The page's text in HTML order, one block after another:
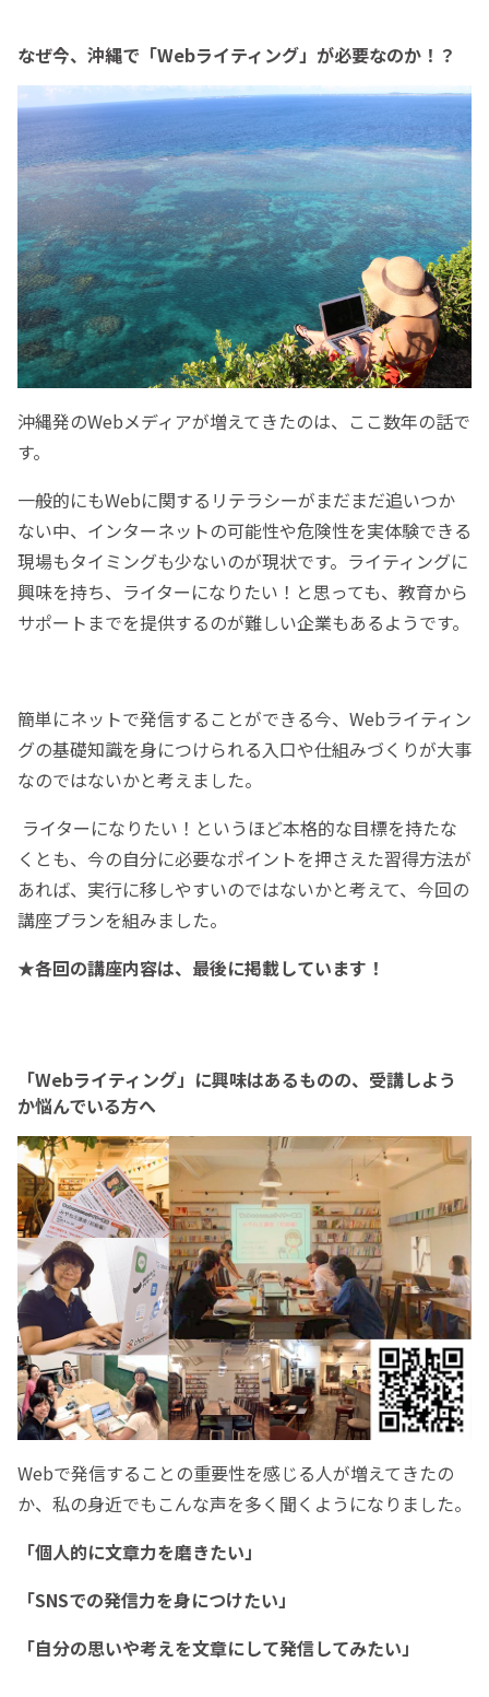
なぜ今、沖縄で「Webライティング」が必要なのか！？
沖縄発のWebメディアが増えてきたのは、ここ数年の話で
す。
一般的にもWebに関するリテラシーがまだまだ追いつか
ない中、インターネットの可能性や危険性を実体験できる
現場もタイミングも少ないのが現状です。ライティングに
興味を持ち、ライターになりたい！と思っても、教育から
サポートまでを提供するのが難しい企業もあるようです。
簡単にネットで発信することができる今、Webライティン
グの基礎知識を身につけられる入口や仕組みづくりが大事
なのではないかと考えました。
ライターになりたい！というほど本格的な目標を持たな
くとも、今の自分に必要なポイントを押さえた習得方法が
あれば、実行に移しやすいのではないかと考えて、今回の
講座プランを組みました。
★各回の講座内容は、最後に掲載しています！
「Webライティング」に興味はあるものの、受講しよう
か悩んでいる方へ
Webで発信することの重要性を感じる人が増えてきたの
か、私の身近でもこんな声を多く聞くようになりました。
「個人的に文章力を磨きたい」
「SNSでの発信力を身につけたい」
「自分の思いや考えを文章にして発信してみたい」